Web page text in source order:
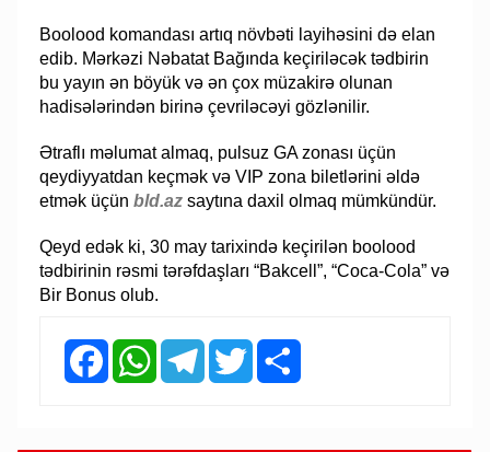
Boolood komandası artıq növbəti layihəsini də elan
edib. Mərkəzi Nəbatat Bağında keçiriləcək tədbirin
bu yayın ən böyük və ən çox müzakirə olunan
hadisələrindən birinə çevriləcəyi gözlənilir.
Ətraflı məlumat almaq, pulsuz GA zonası üçün
qeydiyyatdan keçmək və VIP zona biletlərini əldə
etmək üçünbld.azsaytına daxil olmaq mümkündür.
Qeyd edək ki, 30 may tarixində keçirilən boolood
tədbirinin rəsmi tərəfdaşları “Bakcell”, “Coca-Cola” və
Bir Bonus olub.
FacebookWhatsAppTelegramTwitter